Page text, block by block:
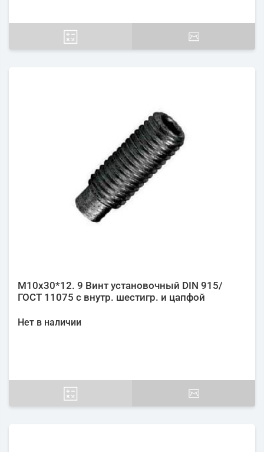
М10х30*12. 9 Винт установочный DIN 915/
ГОСТ 11075 с внутр. шестигр. и цапфой
Нет в наличии